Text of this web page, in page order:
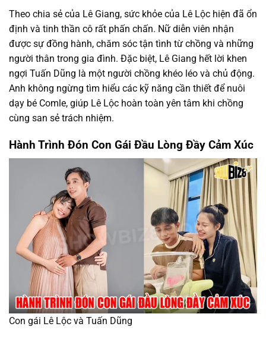
Theo chia sẻ của Lê Giang, sức khỏe của Lê Lộc hiện đã ổn
định và tinh thần cô rất phấn chấn. Nữ diễn viên nhận
được sự đồng hành, chăm sóc tận tình từ chồng và những
người thân trong gia đình. Đặc biệt, Lê Giang hết lời khen
ngợi Tuấn Dũng là một người chồng khéo léo và chủ động.
Anh không ngừng tìm hiểu các kỹ năng cần thiết để nuôi
dạy bé Comle, giúp Lê Lộc hoàn toàn yên tâm khi chồng
cùng san sẻ trách nhiệm.
Hành Trình Đón Con Gái Đầu Lòng Đầy Cảm Xúc
Con gái Lê Lộc và Tuấn Dũng